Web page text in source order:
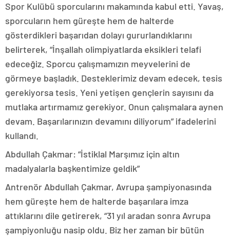
Spor Kulübü sporcularını makamında kabul etti. Yavaş,
sporcuların hem güreşte hem de halterde
gösterdikleri başarıdan dolayı gururlandıklarını
belirterek, “İnşallah olimpiyatlarda eksikleri telafi
edeceğiz. Sporcu çalışmamızın meyvelerini de
görmeye başladık. Desteklerimiz devam edecek, tesis
gerekiyorsa tesis. Yeni yetişen gençlerin sayısını da
mutlaka artırmamız gerekiyor. Onun çalışmalara aynen
devam. Başarılarınızın devamını diliyorum” ifadelerini
kullandı.
Abdullah Çakmar: “İstiklal Marşımız için altın
madalyalarla başkentimize geldik”
Antrenör Abdullah Çakmar, Avrupa şampiyonasında
hem güreşte hem de halterde başarılara imza
attıklarını dile getirerek, “31 yıl aradan sonra Avrupa
şampiyonluğu nasip oldu. Biz her zaman bir bütün